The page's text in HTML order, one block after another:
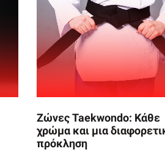
Ζώνες Taekwondo: Κάθε
χρώμα και μια
πρόκληση